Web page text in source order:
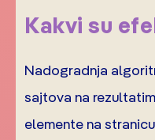
Kakvi su
Nadogradnja
sajtova na
elemente na